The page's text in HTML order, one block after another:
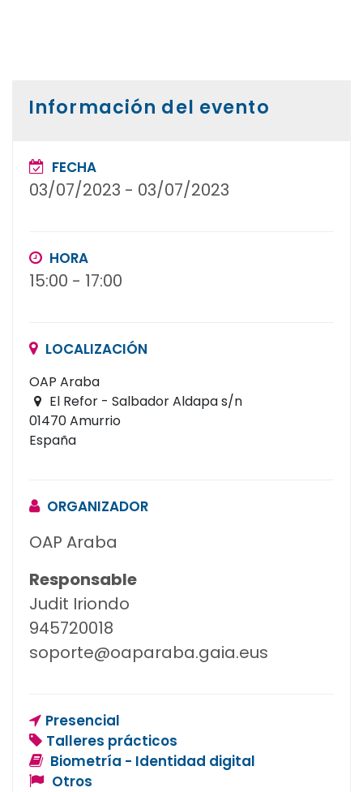
Información del evento
FECHA
03/07/2023 - 03/07/2023
HORA
15:00 - 17:00
LOCALIZACIÓN
OAP Araba
El Refor - Salbador Aldapa s/n
01470 Amurrio
España
ORGANIZADOR
OAP Araba
Responsable
Judit Iriondo
945720018
soporte@oaparaba.gaia.eus
Presencial
Talleres prácticos
Biometría - Identidad digital
Otros